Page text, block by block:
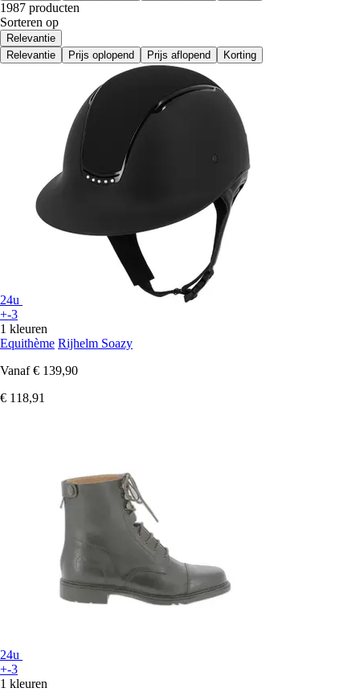
1987 producten
Sorteren op
Relevantie
Relevantie
Prijs oplopend Prijs aflopend Korting
24u
+-3
1 kleuren
Equithème Rijhelm Soazy
Vanaf € 139,90
€ 118,91
24u
+-3
1 kleuren